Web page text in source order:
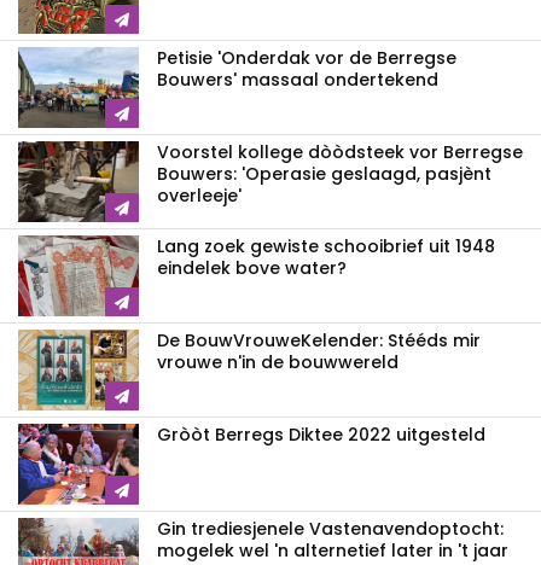
Petisie 'Onderdak vor de Berregse
Bouwers' massaal ondertekend
Voorstel kollege dòòdsteek vor Berregse
Bouwers: 'Operasie geslaagd, pasjènt
overleeje'
Lang zoek gewiste schooibrief uit 1948
eindelek bove water?
De BouwVrouweKelender: Stééds mir
vrouwe n'in de bouwwereld
Gròòt Berregs Diktee 2022 uitgesteld
Gin trediesjenele Vastenavend­optocht:
mogelek wel 'n alternetief later in 't jaar